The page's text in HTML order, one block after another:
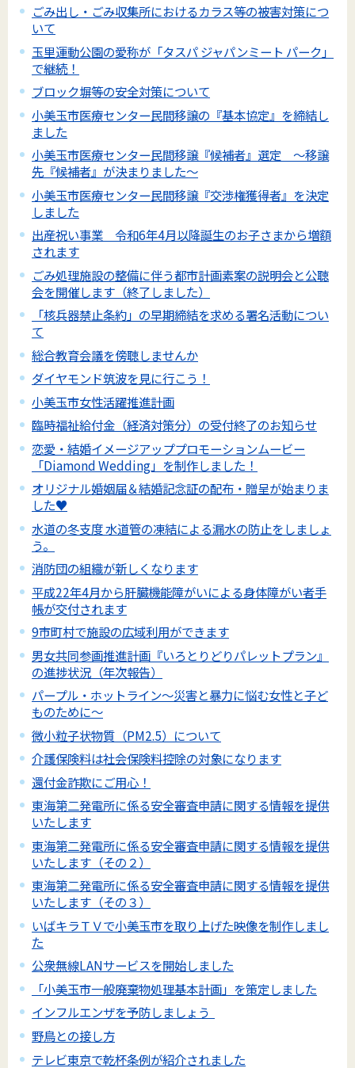
ごみ出し・ごみ収集所におけるカラス等の被害対策につ
いて
玉里運動公園の愛称が「タスパ ジャパンミート パーク」
で継続！
ブロック塀等の安全対策について
小美玉市医療センター民間移譲の『基本協定』を締結し
ました
小美玉市医療センター民間移譲『候補者』選定 ～移譲
先『候補者』が決まりました～
小美玉市医療センター民間移譲『交渉権獲得者』を決定
しました
出産祝い事業 令和6年4月以降誕生のお子さまから増額
されます
ごみ処理施設の整備に伴う都市計画素案の説明会と公聴
会を開催します（終了しました）
「核兵器禁止条約」の早期締結を求める署名活動につい
て
総合教育会議を傍聴しませんか
ダイヤモンド筑波を見に行こう！
小美玉市女性活躍推進計画
臨時福祉給付金（経済対策分）の受付終了のお知らせ
恋愛・結婚イメージアッププロモーションムービー
「Diamond Wedding」を制作しました！
オリジナル婚姻届＆結婚記念証の配布・贈呈が始まりま
した♥
水道の冬支度 水道管の凍結による漏水の防止をしましょ
う。
消防団の組織が新しくなります
平成22年4月から肝臓機能障がいによる身体障がい者手
帳が交付されます
9市町村で施設の広域利用ができます
男女共同参画推進計画『いろとりどりパレットプラン』
の進捗状況（年次報告）
パープル・ホットライン～災害と暴力に悩む女性と子ど
ものために～
微小粒子状物質（PM2.5）について
介護保険料は社会保険料控除の対象になります
還付金詐欺にご用心！
東海第二発電所に係る安全審査申請に関する情報を提供
いたします
東海第二発電所に係る安全審査申請に関する情報を提供
いたします（その２）
東海第二発電所に係る安全審査申請に関する情報を提供
いたします（その３）
いばキラＴＶで小美玉市を取り上げた映像を制作しまし
た
公衆無線LANサービスを開始しました
「小美玉市一般廃棄物処理基本計画」を策定しました
インフルエンザを予防しましょう
野鳥との接し方
テレビ東京で乾杯条例が紹介されました